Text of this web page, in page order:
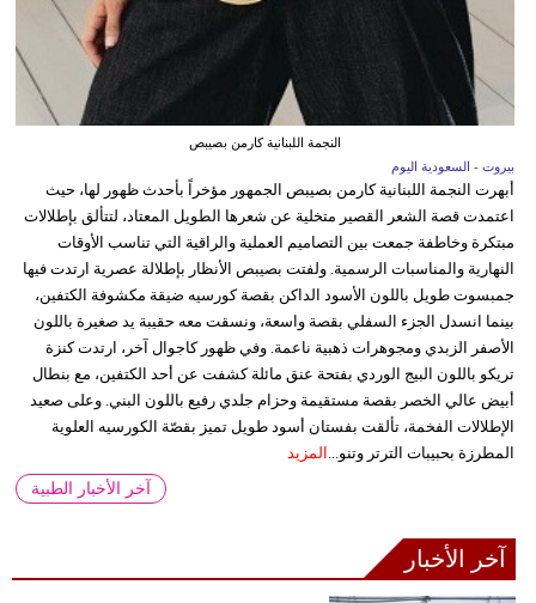
النجمة اللبنانية كارمن بصيبص
بيروت - السعودية اليوم
أبهرت النجمة اللبنانية كارمن بصيبص الجمهور مؤخراً بأحدث ظهور لها، حيث
اعتمدت قصة الشعر القصير متخلية عن شعرها الطويل المعتاد، لتتألق بإطلالات
مبتكرة وخاطفة جمعت بين التصاميم العملية والراقية التي تناسب الأوقات
النهارية والمناسبات الرسمية. ولفتت بصيبص الأنظار بإطلالة عصرية ارتدت فيها
جمبسوت طويل باللون الأسود الداكن بقصة كورسيه ضيقة مكشوفة الكتفين،
بينما انسدل الجزء السفلي بقصة واسعة، ونسقت معه حقيبة يد صغيرة باللون
الأصفر الزبدي ومجوهرات ذهبية ناعمة. وفي ظهور كاجوال آخر، ارتدت كنزة
تريكو باللون البيج الوردي بفتحة عنق مائلة كشفت عن أحد الكتفين، مع بنطال
أبيض عالي الخصر بقصة مستقيمة وحزام جلدي رفيع باللون البني. وعلى صعيد
الإطلالات الفخمة، تألقت بفستان أسود طويل تميز بقصّة الكورسيه العلوية
المطرزة بحبيبات الترتر وتنو... المزيد
آخر الأخبار الطبية
آخر الأخبار